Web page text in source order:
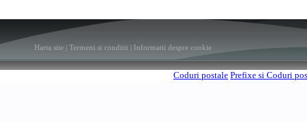
Harta site Termeni si conditii Informatii despre cookie
Coduri postale Prefixe si Coduri